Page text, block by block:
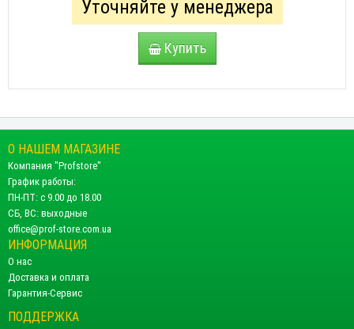
Уточняйте у менеджера
Купить
О НАШЕМ МАГАЗИНЕ
Компания "Profstore"
График работы:
ПН-ПТ: с 9.00 до 18.00
СБ, ВС: выходные
office@prof-store.com.ua
ИНФОРМАЦИЯ
О нас
Доставка и оплата
Гарантия-Сервис
ПОДДЕРЖКА